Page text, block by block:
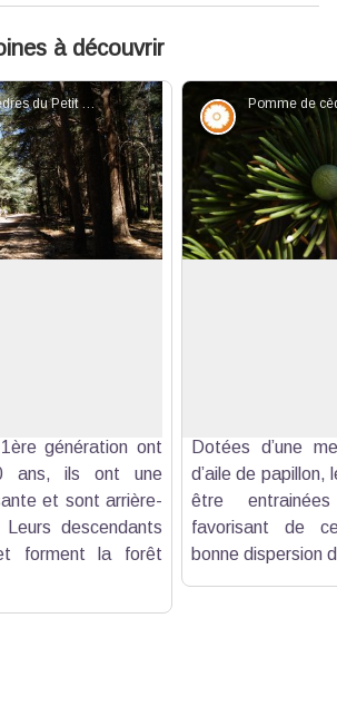
à découvrir
génération ont
ans, ils ont une
et sont arrière-
descendants
forment la forêt
Flore
Dotées d’une
d’aile de papillon,
être
favorisant de
bonne dispersion